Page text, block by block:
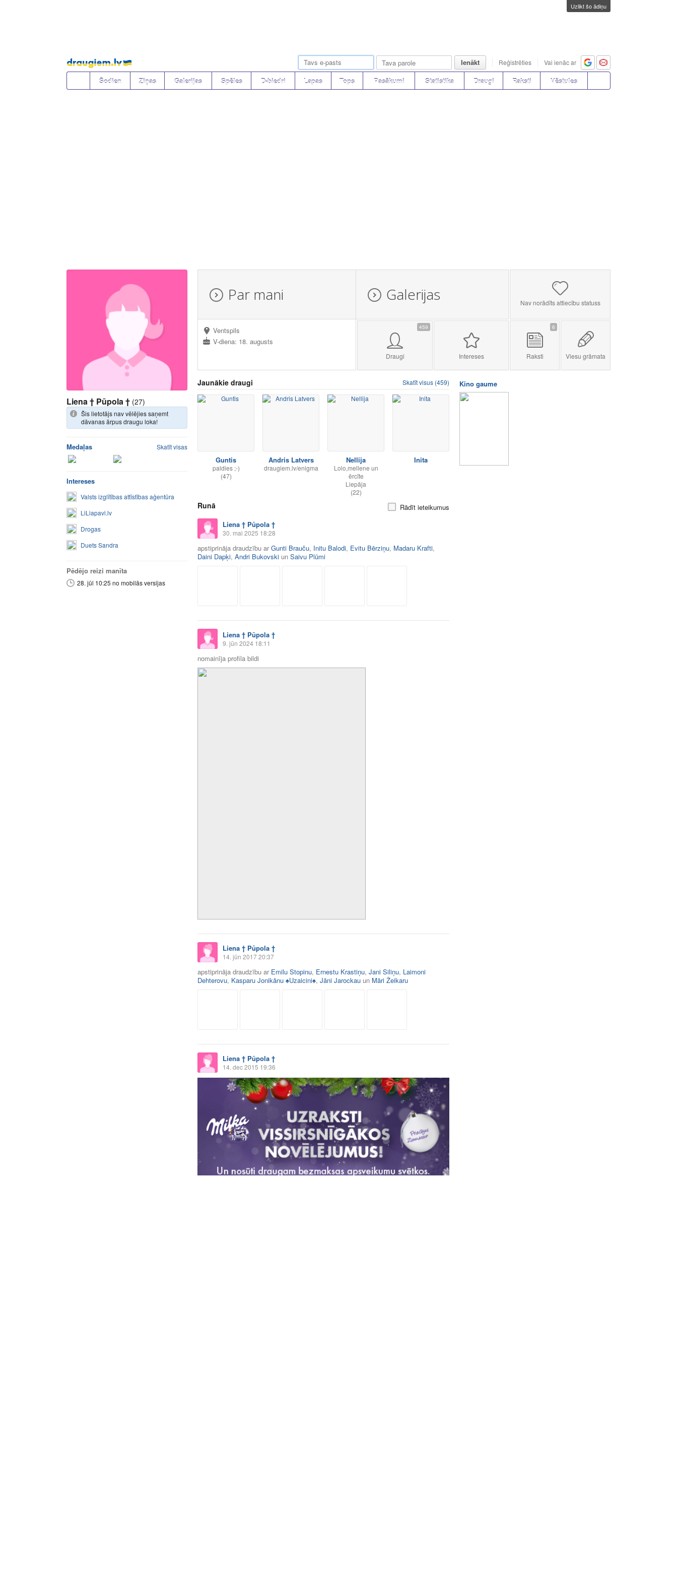
Uzlikt šo ādiņu
Pāriet
uz
saturu
Ienākt Reģistrēties Vai ienāc ar
Šodien Ziņas Galerijas Spēles D-biedri Lapas Tops Pasākumi Statistika Draugi Raksti Vēstules
Liena † Pūpola † (27)
Šis lietotājs nav vēlējies saņemt
dāvanas ārpus draugu loka!
Medaļas Skatīt visas
Intereses
Valsts izglītības attīstības aģentūra
LiLiapavi.lv
Drogas
Duets Sandra
Pēdējo reizi manīta
28. jūl 10:25 no mobilās versijas
Par mani Galerijas Nav norādīts attiecību statuss
Ventspils
V-diena: 18. augusts
459
Draugi Intereses
6
Raksti Viesu grāmata
Jaunākie draugi Skatīt visus (459)
Guntis
paldies ;-)
(47)
Andris Latvers
draugiem.lv/enigma
Nellija
Lolo,mellene un
ērcīte
Liepāja
(22)
Inita
Runā
Rādīt ieteikumus
Liena † Pūpola †
30. mai 2025 18:28
apstiprināja draudzību arGunti Brauču, Initu Balodi, Evitu Bērziņu, Madaru Krafti,
Daini Dapķi, Andri Bukovski un Saivu Plūmi
Liena † Pūpola †
9. jūn 2024 18:11
nomainīja profila bildi
Liena † Pūpola †
14. jūn 2017 20:37
apstiprināja draudzību ar Emilu Stopinu, Ernestu Krastiņu, Jani Siliņu, Laimoni
Dehterovu, Kasparu Jonikānu ♠Uzaicini♠, Jāni Jarockau un Māri Žeikaru
Liena † Pūpola †
14. dec 2015 19:36
Kino gaume